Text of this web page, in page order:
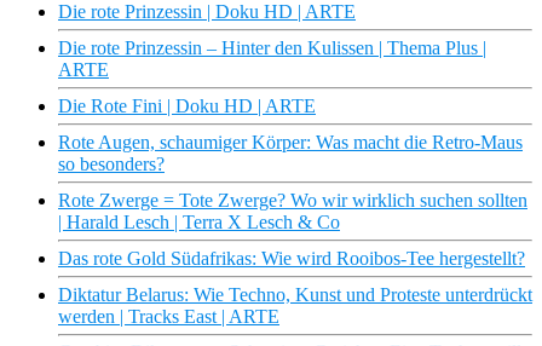
Die rote Prinzessin | Doku HD | ARTE
Die rote Prinzessin – Hinter den Kulissen | Thema Plus |
ARTE
Die Rote Fini | Doku HD | ARTE
Rote Augen, schaumiger Körper: Was macht die Retro-Maus
so besonders?
Rote Zwerge = Tote Zwerge? Wo wir wirklich suchen sollten
| Harald Lesch | Terra X Lesch & Co
Das rote Gold Südafrikas: Wie wird Rooibos-Tee hergestellt?
Diktatur Belarus: Wie Techno, Kunst und Proteste unterdrückt
werden | Tracks East | ARTE